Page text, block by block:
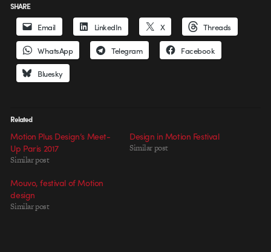
SHARE
Email LinkedIn X Threads
WhatsApp Telegram Facebook
Bluesky
Related
Motion Plus Design’s Meet-
Up Paris 2017
Similar post
Design in Motion Festival
Similar post
Mouvo, festival of Motion
design
Similar post